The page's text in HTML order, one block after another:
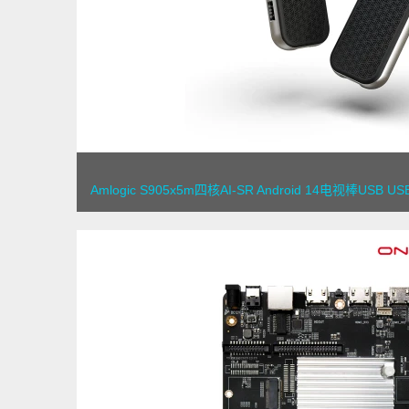
Amlogic S905x5m四核AI-SR Android 14电视棒USB